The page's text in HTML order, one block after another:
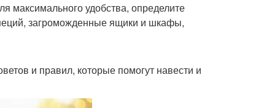
максимального удобства, определите
загроможденные ящики и шкафы,
и правил, которые помогут навести и